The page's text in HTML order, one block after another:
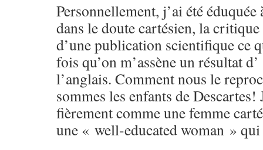
Personnellement, j’ai été
dans le doute cartésien, la
d’une publication scientifique ce
fois qu’on m’assène un résultat
l’anglais. Comment nous le
sommes les enfants de Descartes!
fièrement comme une femme
une « well-educated woman »